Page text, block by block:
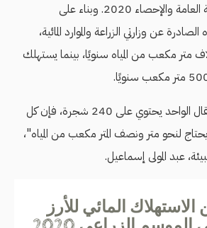
عن الجهاز المركزي للتعبئة العامة والإحصاء 2020. وبناء على
عن وزارتي الزراعة والموارد المائية،
فدان الأرز 6 آلاف متر مكعب من المياه سنويًا، بينما يستهلك
"بافتراض أن فدان البرتقال الواحد يحتوي على 240 شجرة، فإن كل
يحتاج لنحو متر ونصف المتر مكعب من المياه"،
عبد المولى إسماعيل.